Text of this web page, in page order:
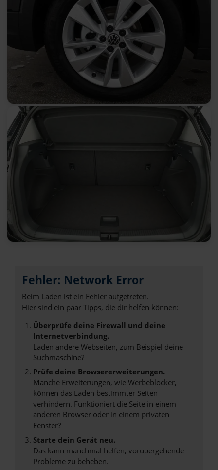
Fehler: Network Error
Beim Laden ist ein Fehler aufgetreten.
Hier sind ein paar Tipps, die dir helfen können:
Überprüfe deine Firewall und deine
Internetverbindung.
Laden andere Webseiten, zum Beispiel deine
Suchmaschine?
Prüfe deine Browsererweiterungen.
Manche Erweiterungen, wie Werbeblocker,
können das Laden bestimmter Seiten
verhindern. Funktioniert die Seite in einem
anderen Browser oder in einem privaten
Fenster?
Starte dein Gerät neu.
Das kann manchmal helfen, vorübergehende
Probleme zu beheben.